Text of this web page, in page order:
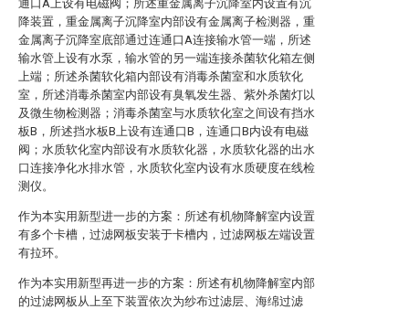
通口A上设有电磁阀；所述重金属离子沉降室内设置有沉
降装置，重金属离子沉降室内部设有金属离子检测器，重
金属离子沉降室底部通过连通口A连接输水管一端，所述
输水管上设有水泵，输水管的另一端连接杀菌软化箱左侧
上端；所述杀菌软化箱内部设有消毒杀菌室和水质软化
室，所述消毒杀菌室内部设有臭氧发生器、紫外杀菌灯以
及微生物检测器；消毒杀菌室与水质软化室之间设有挡水
板B，所述挡水板B上设有连通口B，连通口B内设有电磁
阀；水质软化室内部设有水质软化器，水质软化器的出水
口连接净化水排水管，水质软化室内设有水质硬度在线检
测仪。
作为本实用新型进一步的方案：所述有机物降解室内设置
有多个卡槽，过滤网板安装于卡槽内，过滤网板左端设置
有拉环。
作为本实用新型再进一步的方案：所述有机物降解室内部
的过滤网板从上至下装置依次为纱布过滤层、海绵过滤